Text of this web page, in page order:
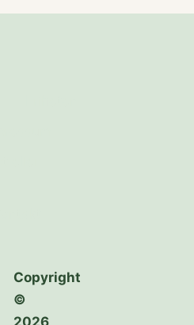
Copyright
©